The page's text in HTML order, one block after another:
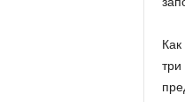
три